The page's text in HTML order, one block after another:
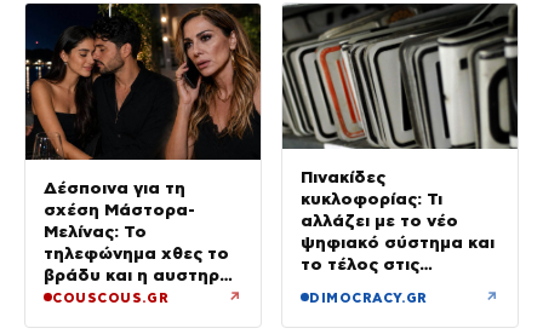
Δέσποινα για τη
σχέση Μάστορα-
Μελίνας: Το
τηλεφώνημα χθες το
βράδυ και η αυστηρή
προειδοποίηση
COUSCOUS.GR ↗
Πινακίδες
κυκλοφορίας: Τι
αλλάζει με το νέο
ψηφιακό σύστημα και
το τέλος στις
DIMOCRACY.GR ↗